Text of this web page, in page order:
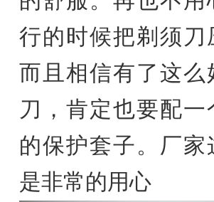
行的时候把剃须刀
而且相信有了这么
刀，肯定也要配一
的保护套子。厂家
是非常的用心